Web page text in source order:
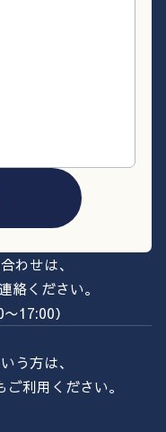
わせは、
絡ください。
17:00）
う方は、
ご利用ください。